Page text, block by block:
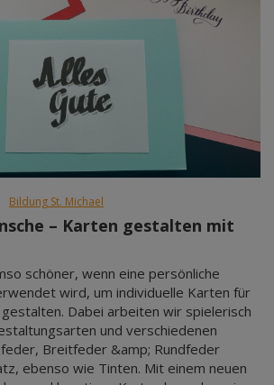
Bildung St. Michael
– Karten gestalten mit
schöner, wenn eine persönliche
wird, um individuelle Karten für
Dabei arbeiten wir spielerisch
und verschiedenen
Breitfeder &amp; Rundfeder
ebenso wie Tinten. Mit einem neuen